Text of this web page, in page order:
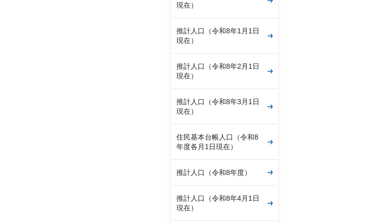
現在）
推計人口（令和8年1月1日
現在）
推計人口（令和8年2月1日
現在）
推計人口（令和8年3月1日
現在）
住民基本台帳人口（令和8
年度各月1日現在）
推計人口（令和8年度）
推計人口（令和8年4月1日
現在）